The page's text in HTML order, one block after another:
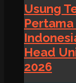
Usung
Head
2026